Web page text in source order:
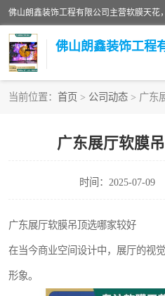
佛山朗鑫装饰工程
当前位置： 首页 > 公司动态 > 广东
广东展厅软膜
时间：2025-07-09
广东展厅软膜吊顶选哪家较好
在当今商业空间设计中，展厅的视
形象。